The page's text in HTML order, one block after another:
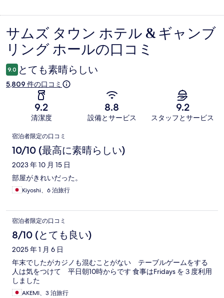
口
コ
ミ
サムズ タウン ホテル & ギャンブ
リング ホールの口コミ
9.0 とても素晴らしい
5,809 件の口コミ
9.2
清潔度
8.8
設備とサービス
9.2
スタッフとサービス
口
コ
ミ
宿泊者限定の口コミ
10/10 (最高に素晴らしい)
2023 年 10 月 15 日
部屋がきれいだった。
Kiyoshi、6 泊旅行
宿泊者限定の口コミ
8/10 (とても良い)
2025 年 1 月 6 日
年末でしたがカジノも混むことがない テーブルゲームをする
人は気をつけて 平日朝10時からです 食事はFridays を３度利用
しました
AKEMI、3 泊旅行